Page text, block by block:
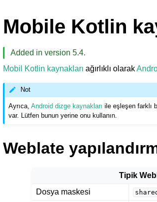
Mobile Kotlin
Added in version 5.4.
Mobil Kotlin kaynakları ağırlıklı olarak
Not
Ayrıca,Android dizge kaynakları ile eşleşen farklı
var. Lütfen bunun yerine onu kullanın.
Weblate
Tipik
Dosya maskesi